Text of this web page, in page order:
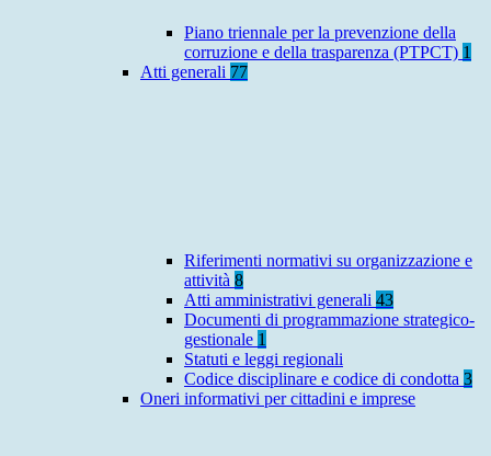
Piano triennale per la prevenzione della
corruzione e della trasparenza (PTPCT) 1
Atti generali 77
Riferimenti normativi su organizzazione e
attività 8
Atti amministrativi generali 43
Documenti di programmazione strategico-
gestionale 1
Statuti e leggi regionali
Codice disciplinare e codice di condotta 3
Oneri informativi per cittadini e imprese